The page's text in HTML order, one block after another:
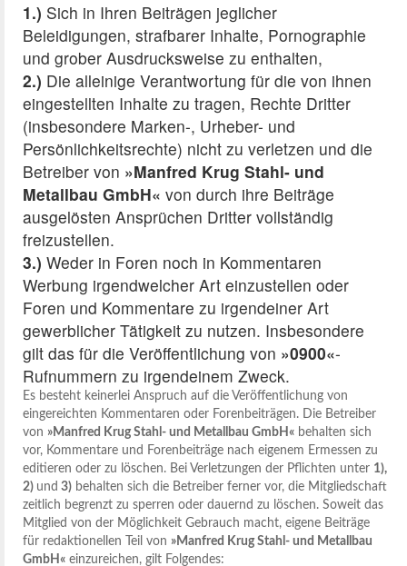
1.) Sich in Ihren Beiträgen jeglicher
Beleidigungen, strafbarer Inhalte, Pornographie
und grober Ausdrucksweise zu enthalten,
2.) Die alleinige Verantwortung für die von ihnen
eingestellten Inhalte zu tragen, Rechte Dritter
(insbesondere Marken-, Urheber- und
Persönlichkeitsrechte) nicht zu verletzen und die
Betreiber von »Manfred Krug Stahl- und
Metallbau GmbH« von durch ihre Beiträge
ausgelösten Ansprüchen Dritter vollständig
freizustellen.
3.) Weder in Foren noch in Kommentaren
Werbung irgendwelcher Art einzustellen oder
Foren und Kommentare zu irgendeiner Art
gewerblicher Tätigkeit zu nutzen. Insbesondere
gilt das für die Veröffentlichung von »0900«-
Rufnummern zu irgendeinem Zweck.
Es besteht keinerlei Anspruch auf die Veröffentlichung von
eingereichten Kommentaren oder Forenbeiträgen. Die Betreiber
von »Manfred Krug Stahl- und Metallbau GmbH« behalten sich
vor, Kommentare und Forenbeiträge nach eigenem Ermessen zu
editieren oder zu löschen. Bei Verletzungen der Pflichten unter 1),
2) und 3) behalten sich die Betreiber ferner vor, die Mitgliedschaft
zeitlich begrenzt zu sperren oder dauernd zu löschen. Soweit das
Mitglied von der Möglichkeit Gebrauch macht, eigene Beiträge
für redaktionellen Teil von »Manfred Krug Stahl- und Metallbau
GmbH« einzureichen, gilt Folgendes: